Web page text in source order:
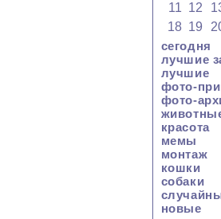
11 12
18 19
сегодня
лучшие
лучшие
фото-
фото-
красота
мемы
монтаж
кошки
собаки
новые